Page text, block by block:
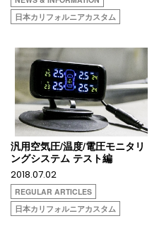
日本カリフォルニアカスタム
汎用空気圧/温度/電圧モニタリ
ングシステム テスト編
2018.07.02
REGULAR ARTICLES
日本カリフォルニアカスタム